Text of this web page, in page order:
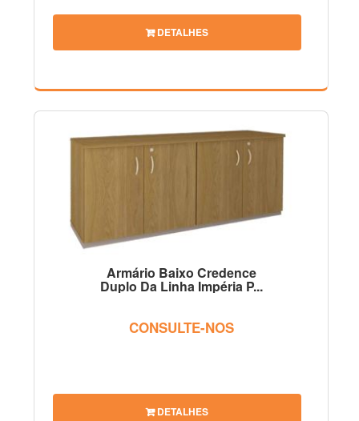
DETALHES
Armário Baixo Credence
Duplo Da Linha Impéria P...
CONSULTE-NOS
DETALHES